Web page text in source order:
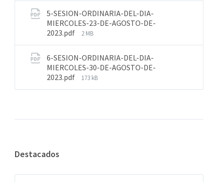
5-SESION-ORDINARIA-DEL-DIA-
MIERCOLES-23-DE-AGOSTO-DE-
2023.pdf
2 MB
6-SESION-ORDINARIA-DEL-DIA-
MIERCOLES-30-DE-AGOSTO-DE-
2023.pdf
173 kB
Destacados